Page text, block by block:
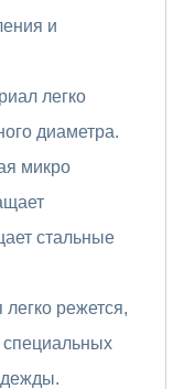
и
легко
диаметра.
микро
стальные
легко режется,
специальных